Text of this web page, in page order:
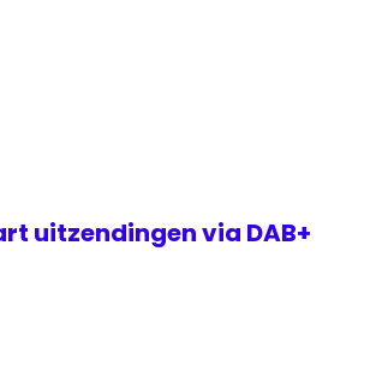
uitzendingen via DAB+